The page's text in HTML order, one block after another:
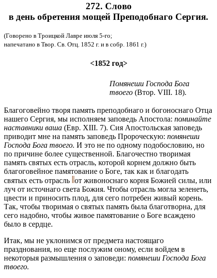
272. Слово
в день обретения мощей Преподобнаго Сергия.
(Говорено в Троицкой Лавре июля 5-го;
напечатано в Твор. Св. Отц. 1852 г. и в собр. 1861 г.)
<1852 год>
Помянеши Господа Бога
твоего (Втор. VIII. 18).
Благоговейно творя память преподобнаго и богоноснаго Отца
нашего Сергия, мы исполняем заповедь Апостола: поминайте
наставники ваша (Евр. XIII. 7). Сия Апостольская заповедь
приводит мне на память заповедь Пророческую: помянеши
Господа Бога твоего. И это не по одному подобословию, но
по причине более существенной. Благочестно творимая
память святых есть отрасль, которой корнем должно быть
благоговейное памятование о Боге, так как и благодать
святых есть отрасль от живоноснаго корня Божией силы, или
луч от источнаго света Божия. Чтобы отрасль могла зеленеть,
цвести и приносить плод, для сего потребен живый корень.
Так, чтобы творимая о святых память была благотворна, для
сего надобно, чтобы живое памятование о Боге всаждено
было в сердце.
Итак, мы не уклонимся от предмета настоящаго
празднования, но еще послужим оному, если войдем в
некоторыя размышления о заповеди: помянеши Господа Бога
твоего.